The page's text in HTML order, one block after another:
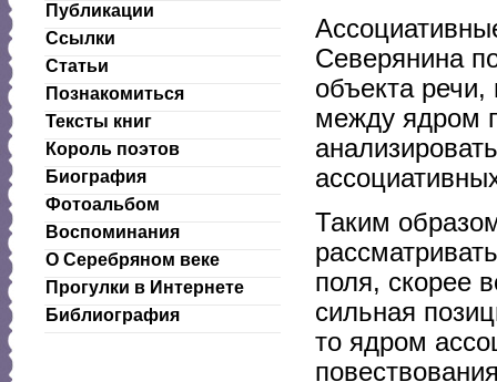
Публикации
Ссылки
Статьи
Познакомиться
Тексты книг
Король поэтов
Биография
Фотоальбом
Воспоминания
О Серебряном веке
Прогулки в Интернете
Библиография
Северянина
объекта
между ядром
Таким
поля, скорее
сильная
то ядром